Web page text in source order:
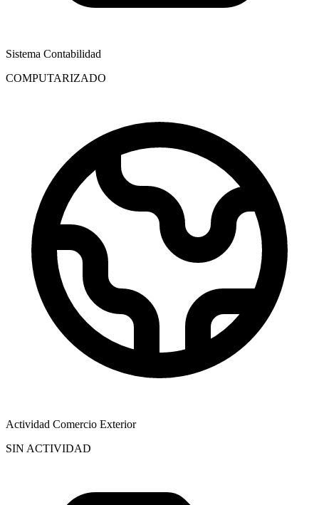
Sistema Contabilidad
COMPUTARIZADO
Actividad Comercio Exterior
SIN ACTIVIDAD